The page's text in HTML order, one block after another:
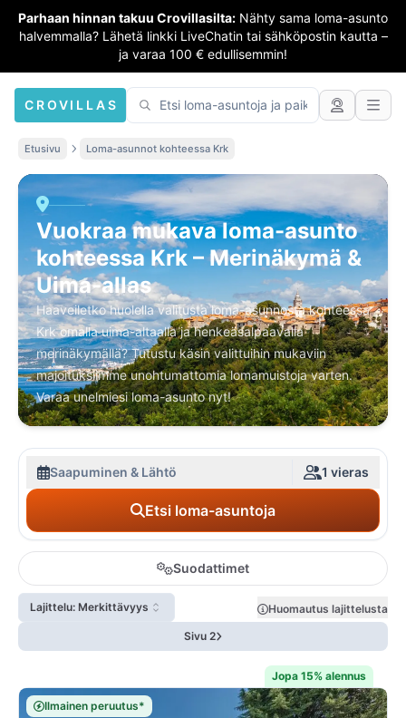
Parhaan hinnan takuu Crovillasilta: Nähty sama loma-asunto
halvemmalla? Lähetä linkki LiveChatin tai sähköpostin kautta –
ja varaa 100 € edullisemmin!
CROVILLAS
Etusivu Loma-asunnot kohteessa Krk
Vuokraa mukava loma-asunto
kohteessa Krk – Merinäkymä &
Uima-allas
Haaveiletko huolella valitusta loma-asunnosta kohteessa
Krk omalla uima-altaalla ja henkeäsalpaavalla
merinäkymällä? Tutustu käsin valittuihin mukaviin
majoituksiimme unohtumattomia lomamuistoja varten.
Varaa unelmiesi loma-asunto nyt!
Saapuminen & Lähtö 1 vieras
Etsi loma-asuntoja
Suodattimet
Lajittelu: Merkittävyys
Huomautus lajittelusta
Sivu 2
Jopa 15% alennus
Ilmainen peruutus*